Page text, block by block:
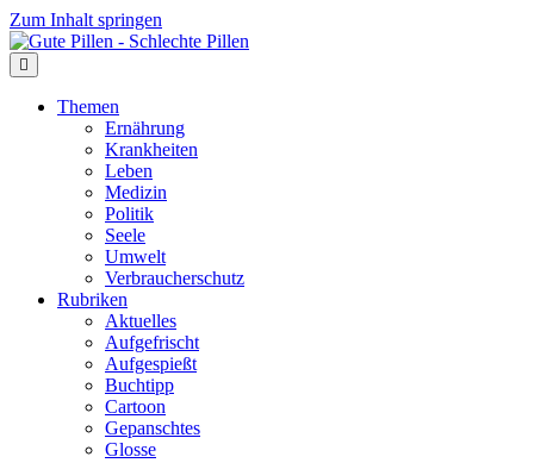
Zum Inhalt springen
Themen
Ernährung
Krankheiten
Leben
Medizin
Politik
Seele
Umwelt
Verbraucherschutz
Rubriken
Aktuelles
Aufgefrischt
Aufgespießt
Buchtipp
Cartoon
Gepanschtes
Glosse